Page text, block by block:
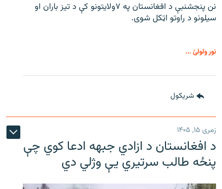
نن پنجشنبې د افغانستان په ۷ولایتونو کې د تیز باران او
سیلونو د راوتو اټکل شوی.
نور ولولئ ...
شريکول
زمری ۱۵, ۱۴۰۵
د افغانستان د ازادي جبهه ادعا کوي چې
پنځه طالب سرتیري يې وژلي دي